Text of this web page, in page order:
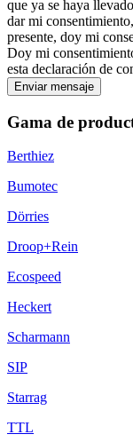
que ya se haya
dar mi
presente, doy mi
Doy mi
esta declaración de
Enviar mensaje
Gama de
Berthiez
Bumotec
Dörries
Droop+Rein
Ecospeed
Heckert
Scharmann
SIP
Starrag
TTL